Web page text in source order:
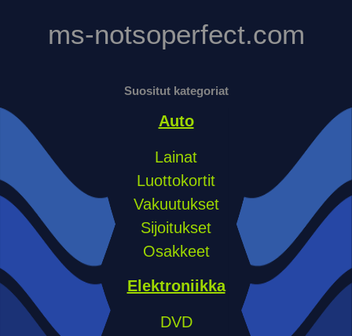
ms-notsoperfect.com
Suositut kategoriat
Auto
Lainat
Luottokortit
Vakuutukset
Sijoitukset
Osakkeet
Elektroniikka
DVD